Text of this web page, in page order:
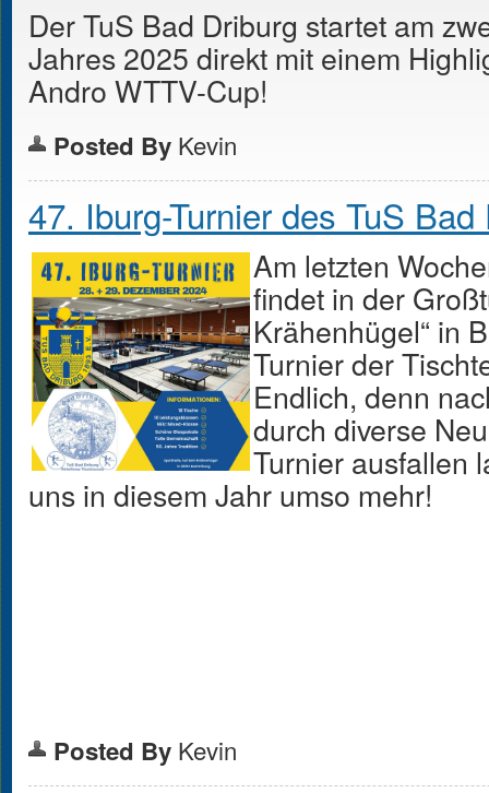
Der TuS Bad Driburg startet am
Jahres 2025 direkt mit einem
Andro WTTV-Cup!
Posted By Kevin
47. Iburg-Turnier des TuS Bad
Am letzten
findet in der
Krähenhügel“ in
Turnier der
Endlich, denn
durch diverse
Turnier ausfallen
uns in diesem Jahr umso mehr!
Posted By Kevin